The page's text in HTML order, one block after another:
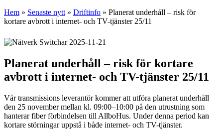
Hem » Senaste nytt » Driftinfo » Planerat underhåll – risk för
kortare avbrott i internet- och TV-tjänster 25/11
2025-11-21
Planerat underhåll – risk för kortare
avbrott i internet- och TV-tjänster 25/11
Vår transmissions leverantör kommer att utföra planerat underhåll
den 25 november mellan kl. 09:00–10:00 på den utrustning som
hanterar fiber förbindelsen till AllboHus. Under denna period kan
kortare störningar uppstå i både internet- och TV-tjänster.